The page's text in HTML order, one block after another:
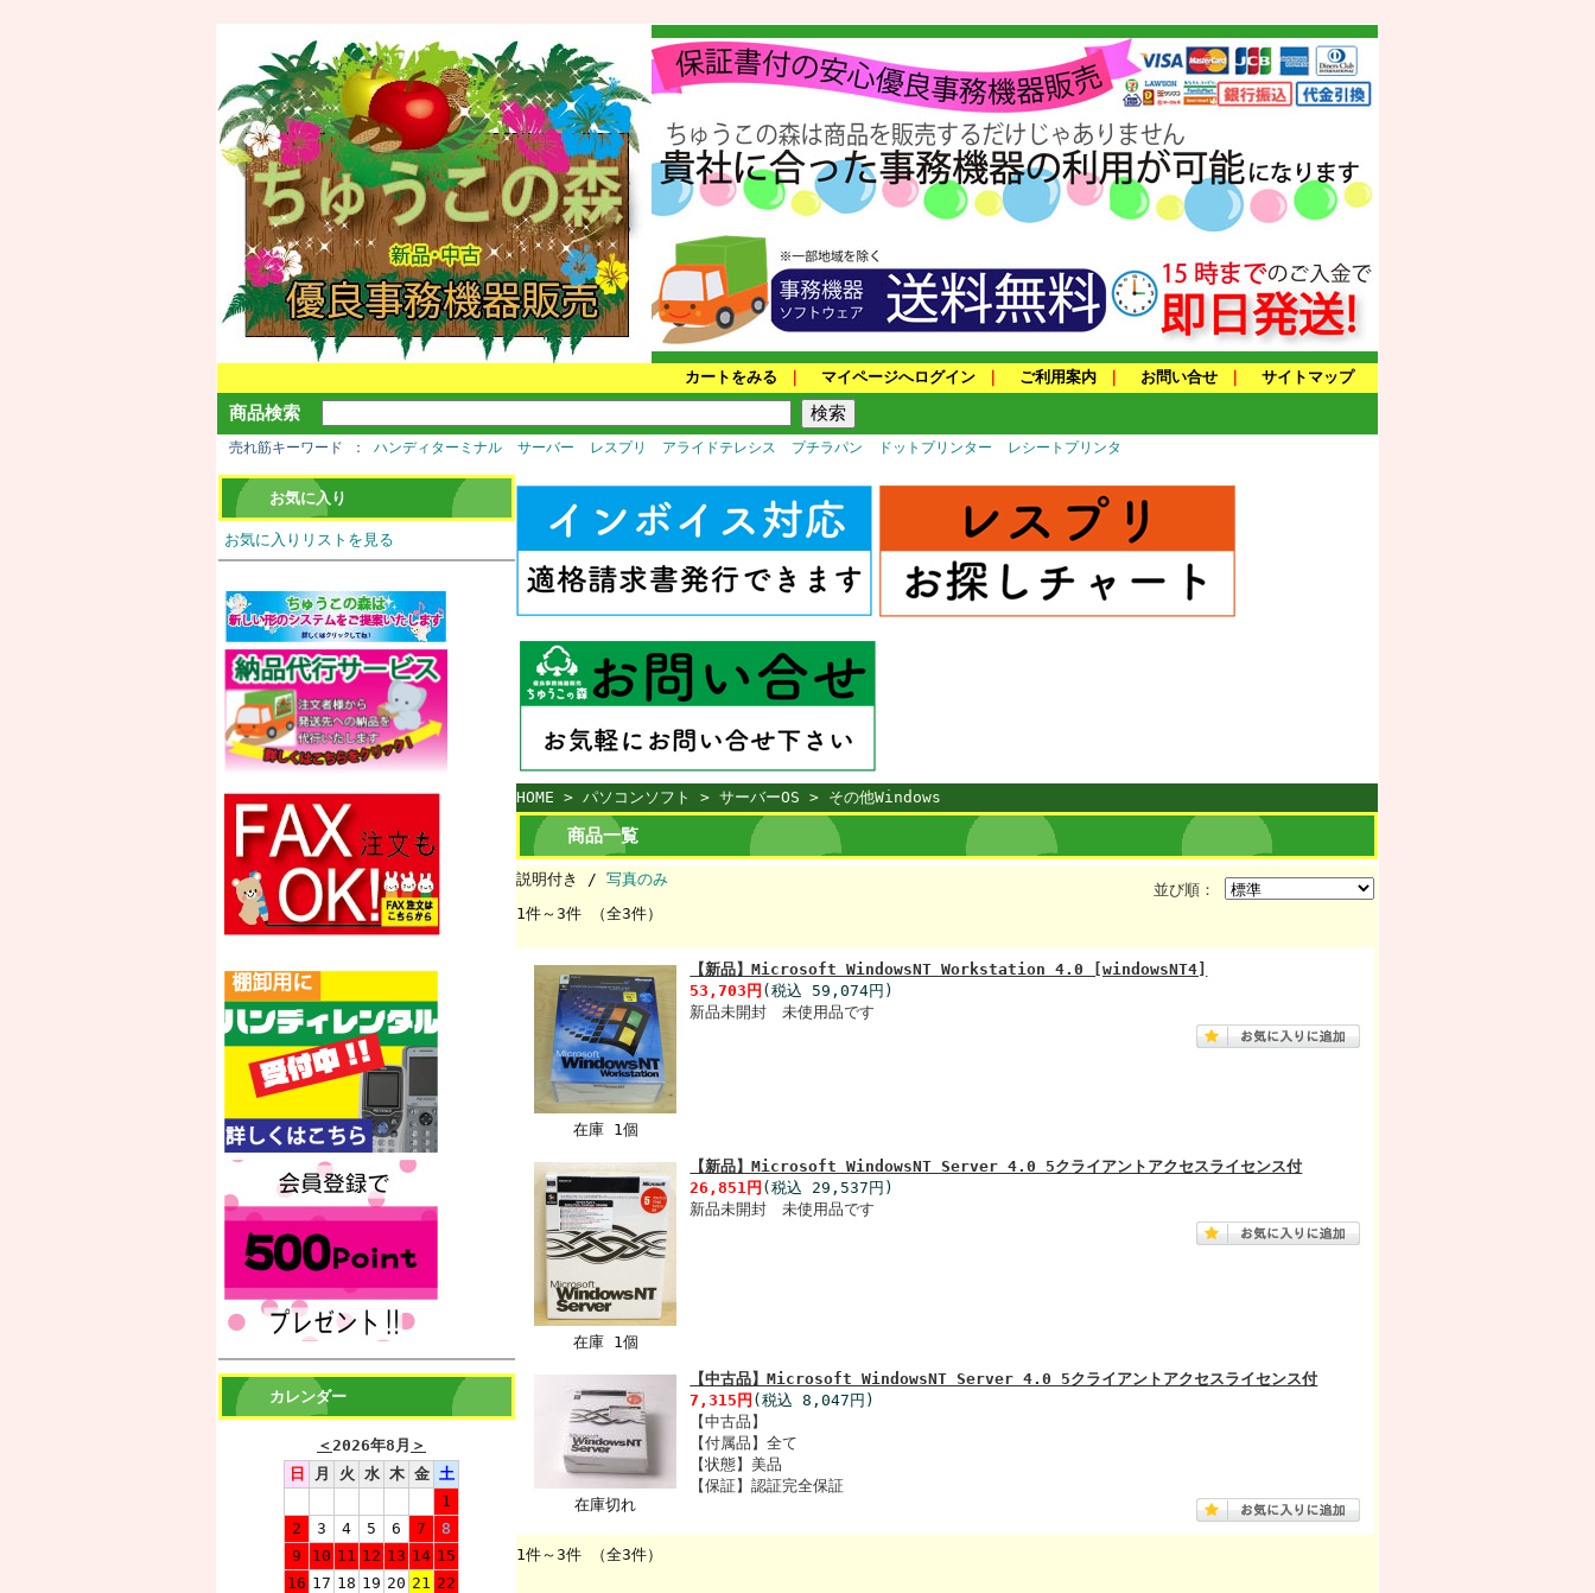
カートをみる マイページへログイン ご利用案内 お問い合せ サイトマップ
商品検索
売れ筋キーワード ハンディターミナル サーバー レスプリ アライドテレシス プチラパン ドットプリンター レシートプリンタ
お気に入り
お気に入りリストを見る
カレンダー
＜2026年8月 ＞
日
月 火 水 木 金 土
1
2
3 4 5 6 7
8
9
10 11 12 13 14 15
16 17 18 19 20 21 22
HOME > パソコンソフト > サーバーOS > その他Windows
商品一覧
並び順：
説明付き / 写真のみ
1件～3件 （全3件）
在庫 1個
【新品】Microsoft WindowsNT Workstation 4.0 [windowsNT4]
53,703円 (税込 59,074円)
新品未開封 未使用品です
在庫 1個
【新品】Microsoft WindowsNT Server 4.0 5クライアントアクセスライセンス付
26,851円 (税込 29,537円)
新品未開封 未使用品です
在庫切れ
【中古品】Microsoft WindowsNT Server 4.0 5クライアントアクセスライセンス付
7,315円 (税込 8,047円)
【中古品】
【付属品】全て
【状態】美品
【保証】認証完全保証
1件～3件 （全3件）